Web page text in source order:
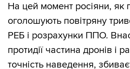
На цей момент росіяни, як
оголошують повітряну
РЕБ і розрахунки ППО.
протидії частина дронів і
точність наведення,